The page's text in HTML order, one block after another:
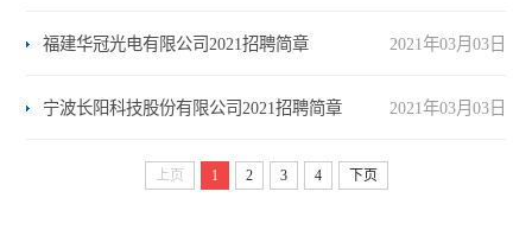
福建华冠光电有限公司2021招聘简章 2021年03月03日
宁波长阳科技股份有限公司2021招聘简章 2021年03月03日
上页 1 2 3 4 下页